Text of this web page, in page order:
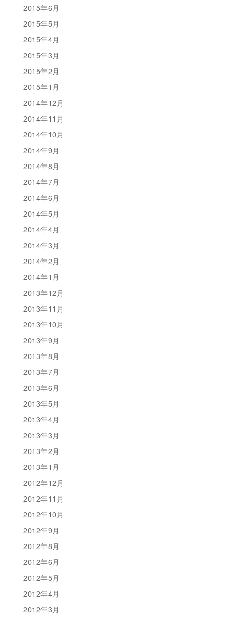
2015年6月
2015年5月
2015年4月
2015年3月
2015年2月
2015年1月
2014年12月
2014年11月
2014年10月
2014年9月
2014年8月
2014年7月
2014年6月
2014年5月
2014年4月
2014年3月
2014年2月
2014年1月
2013年12月
2013年11月
2013年10月
2013年9月
2013年8月
2013年7月
2013年6月
2013年5月
2013年4月
2013年3月
2013年2月
2013年1月
2012年12月
2012年11月
2012年10月
2012年9月
2012年8月
2012年6月
2012年5月
2012年4月
2012年3月